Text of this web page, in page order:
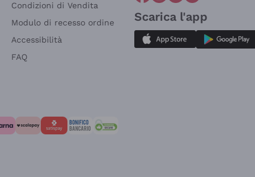
Condizioni di Vendita
Modulo di recesso ordine
Accessibilità
FAQ
Scarica l'app